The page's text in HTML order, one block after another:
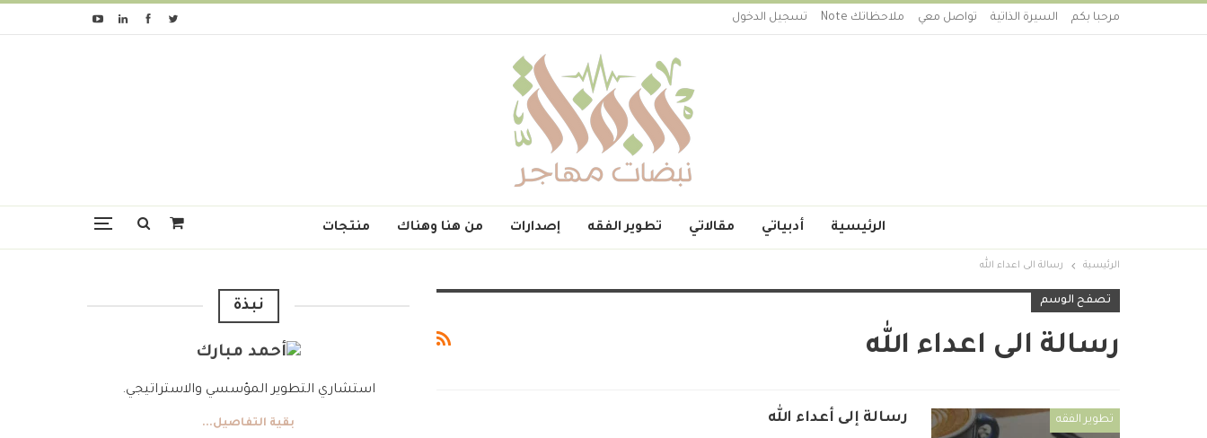
مرحبا بكم السيرة الذاتية تواصل معي ملاحظاتك Note تسجيل الدخول
الرئيسية أدبياتي مقالاتي تطوير الفقه إصدارات من هنا وهناك منتجات
الرئيسية رسالة الى اعداء الله
تصفح الوسم
رسالة الى اعداء الله
تطوير الفقه رسالة إلى أعداء الله
نبذة
استشاري التطوير المؤسسي والاستراتيجي.
بقية التفاصيل...